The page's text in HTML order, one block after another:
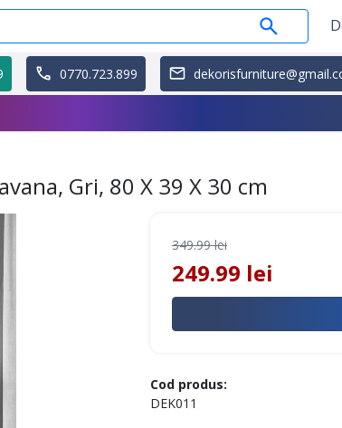
0770.723.899
Gri, 80 X 39 X 30 cm
Cod produs:
DEK011
349.99 lei
249.99 lei